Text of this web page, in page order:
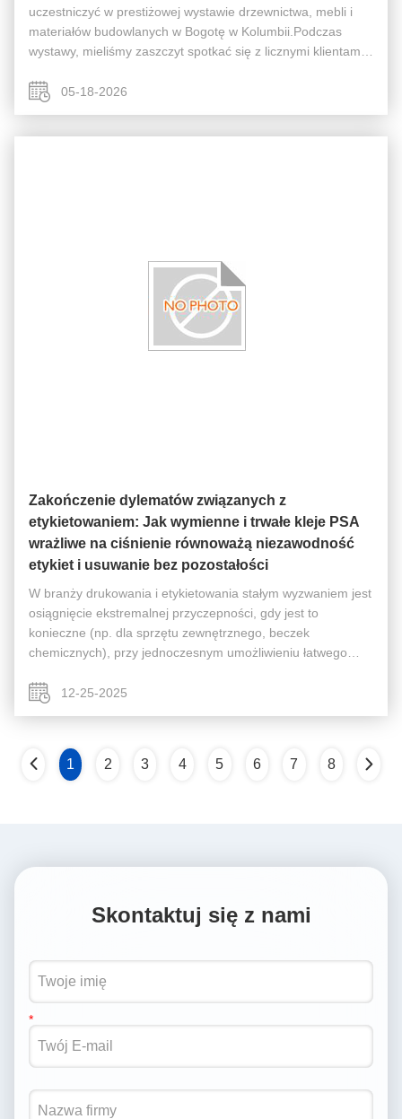
uczestniczyć w prestiżowej wystawie drzewnictwa, mebli i
materiałów budowlanych w Bogotę w Kolumbii.Podczas
wystawy, mieliśmy zaszczyt spotkać się z licznymi klientami
Argentyna i inne krajeByło ...
05-18-2026
Zakończenie dylematów związanych z
etykietowaniem: Jak wymienne i trwałe kleje PSA
wrażliwe na ciśnienie równoważą niezawodność
etykiet i usuwanie bez pozostałości
W branży drukowania i etykietowania stałym wyzwaniem jest
osiągnięcie ekstremalnej przyczepności, gdy jest to
konieczne (np. dla sprzętu zewnętrznego, beczek
chemicznych), przy jednoczesnym umożliwieniu łatwego
(np. etykiety cenowe w handlu ...
12-25-2025
1 2 3 4 5 6 7 8
Skontaktuj się z nami